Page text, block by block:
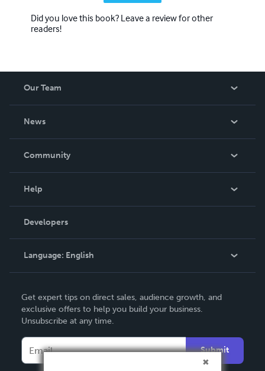
Did you love this book? Leave a review for other
readers!
Our Team
News
In The News
Community
Podcast
Help
Order Lookup
Knowledge Base
Contact Support
Developers
Language: English
Deutsch
Français
Español
Get expert tips on direct sales, audience growth, and
exclusive offers to help you build your business.
Unsubscribe at any time.
Submit